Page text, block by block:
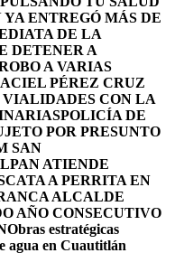
ENTREGÓ MÁS DE
DE LA
DETENER A
A VARIAS
PÉREZ CRUZ
CON LA
POLICÍA DE
POR PRESUNTO
SAN
ATIENDE
A PERRITA EN
ALCALDE
AÑO CONSECUTIVO
Obras estratégicas
agua en Cuautitlán